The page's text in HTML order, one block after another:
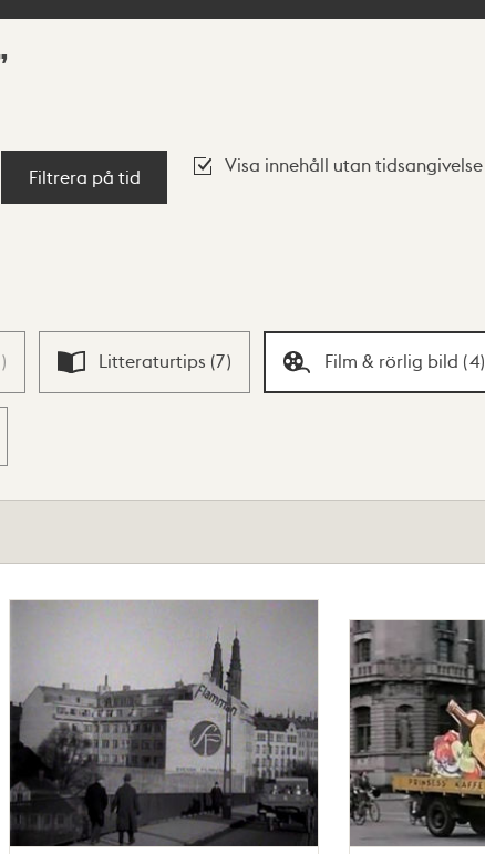
Filtrera på tid
Visa innehåll utan tidsangivelse
) Litteraturtips (7) Film & rörlig bild (4)